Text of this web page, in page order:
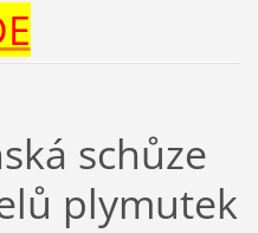
schůze
plymutek